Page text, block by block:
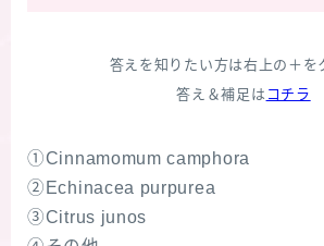
答えを知りたい方は右上の＋を
答え＆補足は コチラ
①Cinnamomum camphora
②Echinacea purpurea
③Citrus junos